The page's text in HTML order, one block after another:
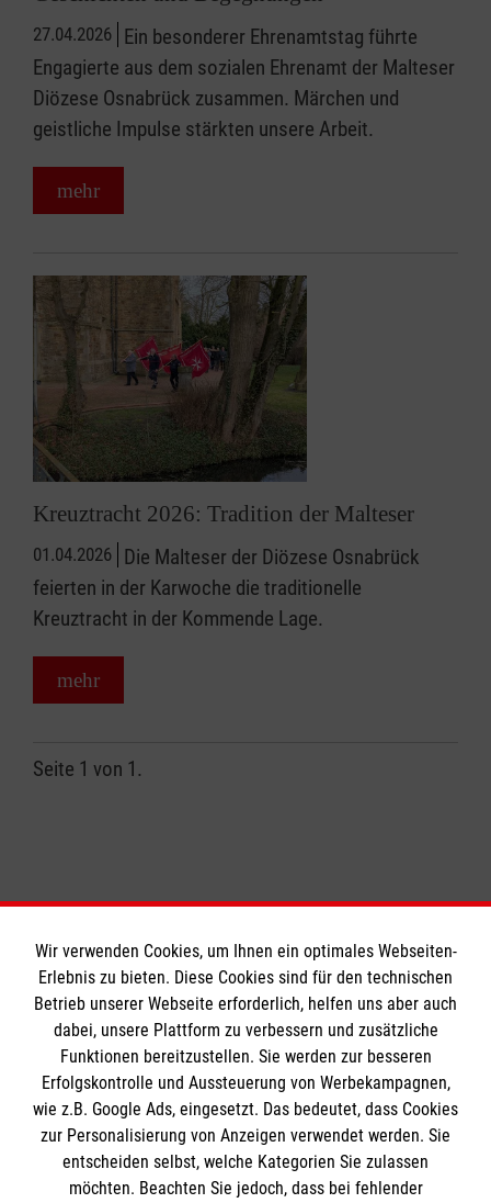
27.04.2026 Ein besonderer Ehrenamtstag führte
Engagierte aus dem sozialen Ehrenamt der Malteser
Diözese Osnabrück zusammen. Märchen und
geistliche Impulse stärkten unsere Arbeit.
mehr
Kreuztracht 2026: Tradition der Malteser
01.04.2026 Die Malteser der Diözese Osnabrück
feierten in der Karwoche die traditionelle
Kreuztracht in der Kommende Lage.
mehr
Seite 1 von 1.
Informationen
Impressum
Datenschutz
Kontakt
Barrierefreiheit
Die Malteser
Wir verwenden Cookies, um Ihnen ein optimales Webseiten-
Erlebnis zu bieten. Diese Cookies sind für den technischen
Betrieb unserer Webseite erforderlich, helfen uns aber auch
dabei, unsere Plattform zu verbessern und zusätzliche
Funktionen bereitzustellen. Sie werden zur besseren
Erfolgskontrolle und Aussteuerung von Werbekampagnen,
wie z.B. Google Ads, eingesetzt. Das bedeutet, dass Cookies
zur Personalisierung von Anzeigen verwendet werden. Sie
entscheiden selbst, welche Kategorien Sie zulassen
möchten. Beachten Sie jedoch, dass bei fehlender